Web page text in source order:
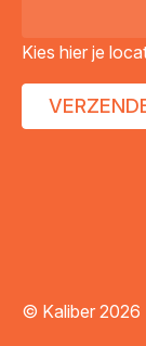
Kies hier je
© Kaliber 2026